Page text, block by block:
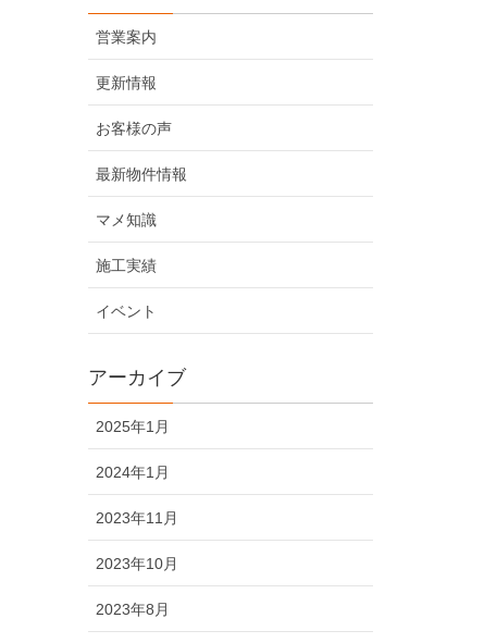
営業案内
更新情報
お客様の声
最新物件情報
マメ知識
施工実績
イベント
アーカイブ
2025年1月
2024年1月
2023年11月
2023年10月
2023年8月